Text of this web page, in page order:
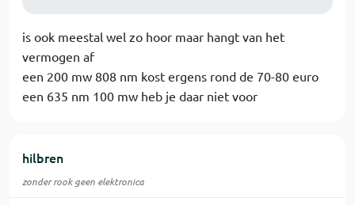
is ook meestal wel zo hoor maar hangt van het
vermogen af
een 200 mw 808 nm kost ergens rond de 70-80 euro
een 635 nm 100 mw heb je daar niet voor
hilbren
zonder rook geen elektronica